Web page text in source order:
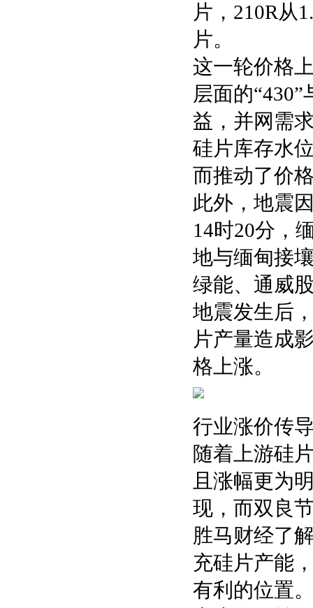
片，210R从
片。
这一轮价格
层面的
益，并网需
硅片库存水
而推动了价
此外，地震
14时20分，
地与缅甸接
绿能、通威
地震发生后
片产量造成
格上涨。
行业涨价传
随着上游硅
且涨幅更为
现，而双良
胜马财经了
充硅片产能
有利的位置